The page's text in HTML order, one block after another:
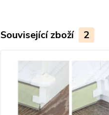
Související zboží 2